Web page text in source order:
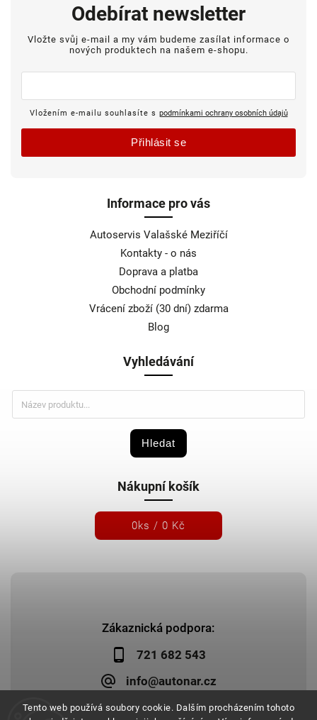
Tento web používá soubory cookie. Dalším procházením tohoto
Zákaznická podpora:
721 682 543
info@autonar.cz
Informace pro vás
Autoservis Valašské Meziříčí
Kontakty - o nás
Doprava a platba
Obchodní podmínky
Vrácení zboží (30 dní) zdarma
Blog
Vyhledávání
Hledat
Nákupní košík
0ks / 0 Kč
Odebírat newsletter
Vložte svůj e-mail a my vám budeme zasílat informace o
nových produktech na našem e-shopu.
Vložením e-mailu souhlasíte s podmínkami ochrany osobních údajů
Přihlásit se